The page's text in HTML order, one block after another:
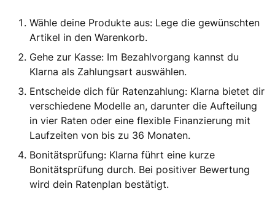
Wähle deine Produkte aus: Lege die gewünschten
Artikel in den Warenkorb.
Gehe zur Kasse: Im Bezahlvorgang kannst du
Klarna als Zahlungsart auswählen.
Entscheide dich für Ratenzahlung: Klarna bietet dir
verschiedene Modelle an, darunter die Aufteilung
in vier Raten oder eine flexible Finanzierung mit
Laufzeiten von bis zu 36 Monaten.
Bonitätsprüfung: Klarna führt eine kurze
Bonitätsprüfung durch. Bei positiver Bewertung
wird dein Ratenplan bestätigt.